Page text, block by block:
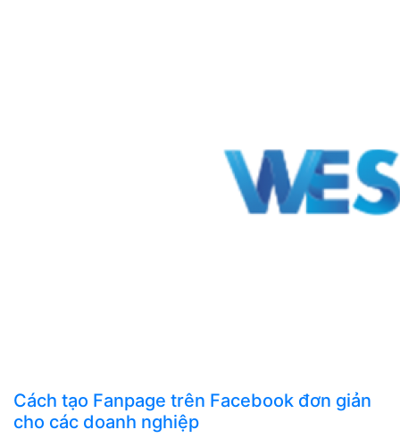
Cách tạo Fanpage trên Facebook đơn giản
cho các doanh nghiệp